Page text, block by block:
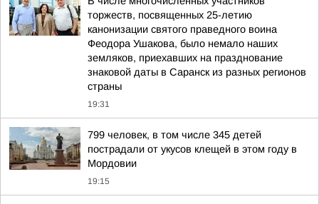
торжеств, посвященных 25-летию
канонизации святого праведного воина
Феодора Ушакова, было немало наших
земляков, приехавших на празднование
знаковой даты в Саранск из разных регионов
страны
19:31
799 человек, в том числе 345 детей
пострадали от укусов клещей в этом году в
Мордовии
19:15